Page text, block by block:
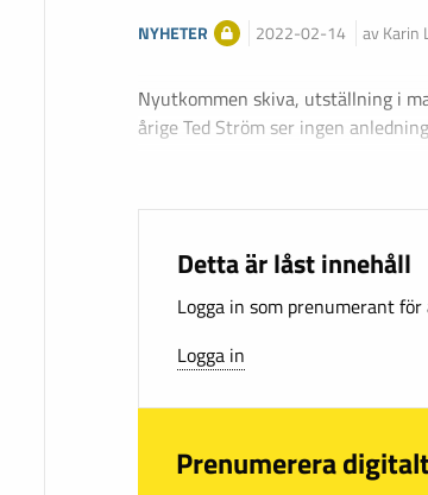
NYHETER 2022-02-14 av Karin
Nyutkommen skiva, utställning i
årige Ted Ström ser ingen
Detta är låst innehåll
Logga in som prenumerant
Logga in
Prenumerera